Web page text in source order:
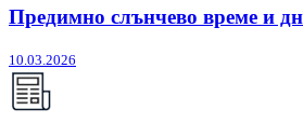
Предимно слънчево време и
10.03.2026